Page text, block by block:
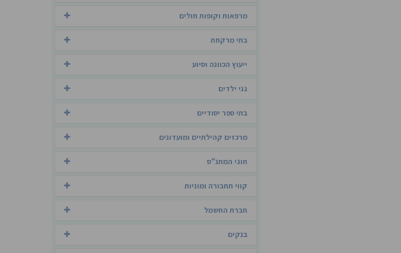
מרפאות וקופות חולים
בתי מרקחת
ייעוץ הכוונה וסיוע
גני ילדים
בתי ספר יסודיים
מרכזים קהילתיים ומועדונים
חוגי המתנ"ס
קווי תחבורה ומוניות
חברת החשמל
בנקים